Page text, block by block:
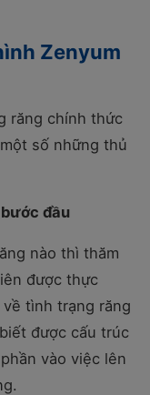
Zenyum
răng chính thức
số những thủ
đầu
nào thì thăm
được thực
tình trạng răng
được cấu trúc
vào việc lên